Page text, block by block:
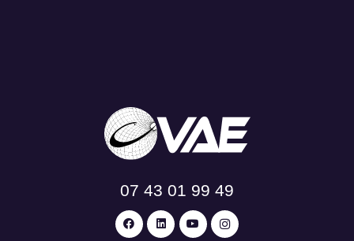
07 43 01 99 49